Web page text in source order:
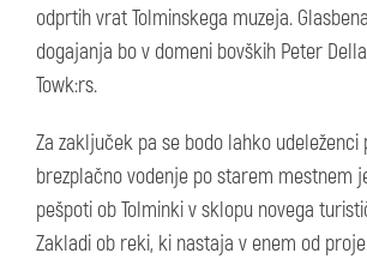
odprtih vrat Tolminskega muzeja.
dogajanja bo v domeni bovških Peter
Towk:rs.
Za zaključek pa se bodo lahko udeleženci
brezplačno vodenje po starem mestnem
pešpoti ob Tolminki v sklopu novega
Zakladi ob reki, ki nastaja v enem od